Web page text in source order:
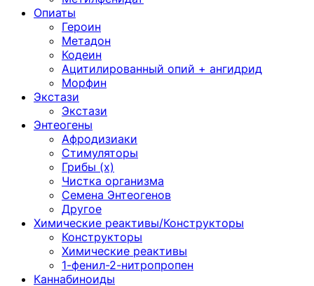
Опиаты
Героин
Метадон
Кодеин
Ацитилированный опий + ангидрид
Морфин
Экстази
Экстази
Энтеогены
Афродизиаки
Стимуляторы
Грибы (х)
Чистка организма
Семена Энтеогенов
Другое
Химические реактивы/Конструкторы
Конструкторы
Химические реактивы
1-фенил-2-нитропропен
Каннабиноиды